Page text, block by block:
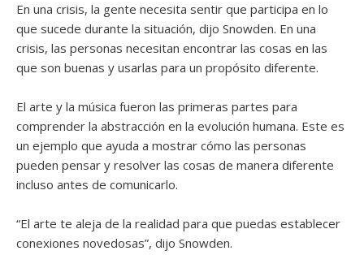
En una crisis, la gente necesita sentir que participa en lo
que sucede durante la situación, dijo Snowden. En una
crisis, las personas necesitan encontrar las cosas en las
que son buenas y usarlas para un propósito diferente.
El arte y la música fueron las primeras partes para
comprender la abstracción en la evolución humana. Este es
un ejemplo que ayuda a mostrar cómo las personas
pueden pensar y resolver las cosas de manera diferente
incluso antes de comunicarlo.
“El arte te aleja de la realidad para que puedas establecer
conexiones novedosas”, dijo Snowden.